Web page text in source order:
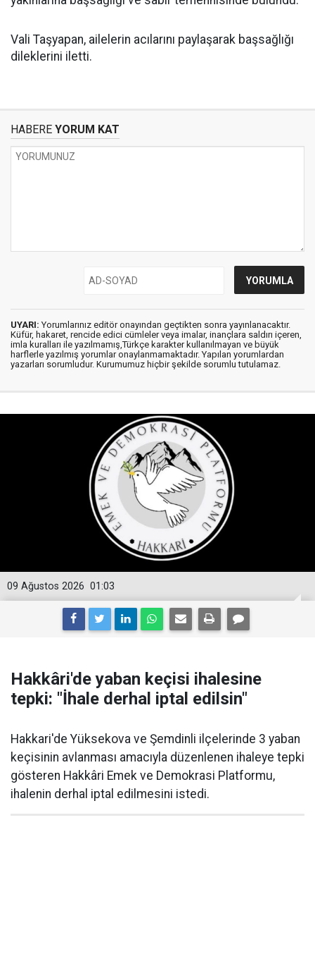
Vali Taşyapan, ailelerin acılarını paylaşarak başsağlığı
dileklerini iletti.
HABERE YORUM KAT
UYARI: Yorumlarınız editör onayından geçtikten sonra yayınlanacaktır.
Küfür, hakaret, rencide edici cümleler veya imalar, inançlara saldırı içeren,
imla kuralları ile yazılmamış,Türkçe karakter kullanılmayan ve büyük
harflerle yazılmış yorumlar onaylanmamaktadır. Yapılan yorumlardan
yazarları sorumludur. Kurumumuz hiçbir şekilde sorumlu tutulamaz.
01:03
09 Ağustos 2026
Hakkâri'de yaban keçisi ihalesine
tepki: "İhale derhal iptal edilsin"
Hakkari'de Yüksekova ve Şemdinli ilçelerinde 3 yaban
keçisinin avlanması amacıyla düzenlenen ihaleye tepki
gösteren Hakkâri Emek ve Demokrasi Platformu,
ihalenin derhal iptal edilmesini istedi.